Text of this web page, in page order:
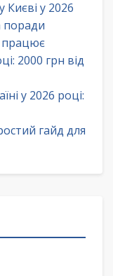
у 2026
поради
працює
2000 грн від
у 2026 році:
гайд для